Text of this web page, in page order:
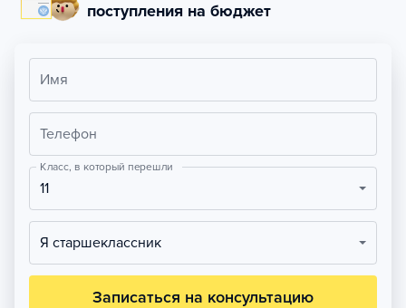
поступления на бюджет
Имя
Телефон
Класс, в который перешли
11
Я старшеклассник
Записаться на консультацию